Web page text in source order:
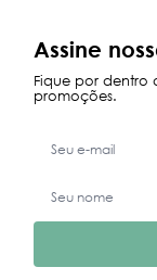
Assine
Fique por dentro
promoções.